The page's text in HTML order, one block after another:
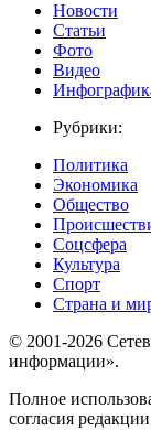
Новости
Статьи
Фото
Видео
Рубрики:
Политика
Экономика
Общество
Соцсфера
Культура
Спорт
Страна и
© 2001-2026
информации».
Полное
согласия